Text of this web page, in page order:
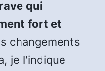
qui
fort et
changements
je l'indique